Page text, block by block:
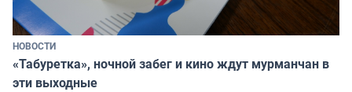
НОВОСТИ
«Табуретка», ночной забег и кино ждут мурманчан в
эти выходные